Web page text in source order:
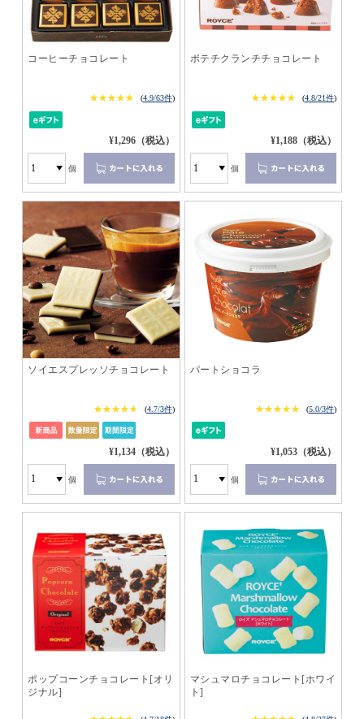
コーヒーチョコレート
★★★★★
★★★★★ (4.9/63件)
¥1,296（税込）
個
ポテチクランチチョコレート
★★★★★
★★★★★ (4.8/21件)
¥1,188（税込）
個
ソイエスプレッソチョコレート
★★★★★
★★★★★ (4.7/3件)
¥1,134（税込）
個
パートショコラ
★★★★★
★★★★★ (5.0/3件)
¥1,053（税込）
個
ポップコーンチョコレート[オリ
ジナル]
マシュマロチョコレート[ホワイ
ト]